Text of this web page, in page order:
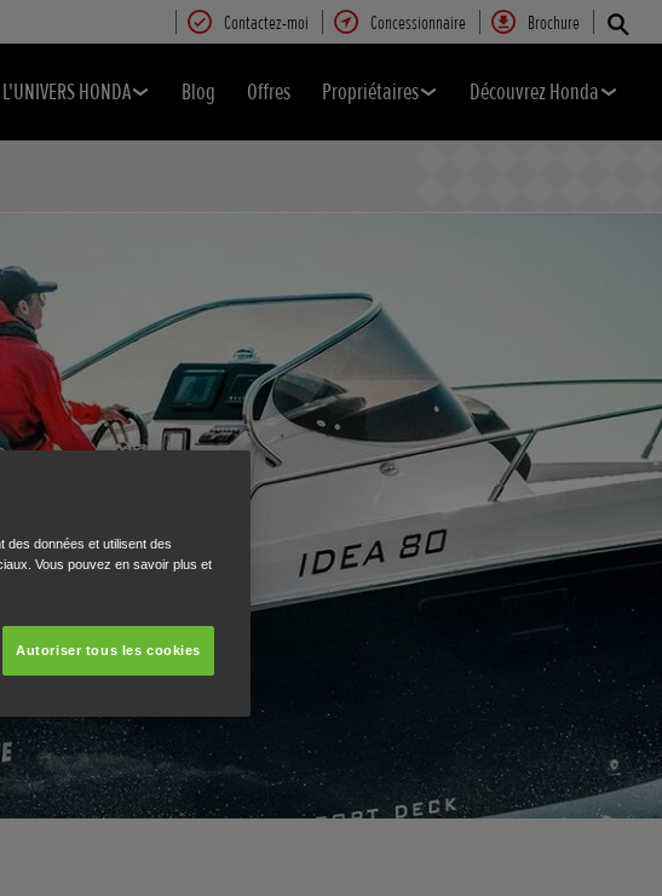
Contactez-moi Concessionnaire Brochure
L'UNIVERS HONDA Blog Offres Propriétaires Découvrez Honda
des données et utilisent des
Vous pouvez en savoir plus et
Autoriser tous les cookies